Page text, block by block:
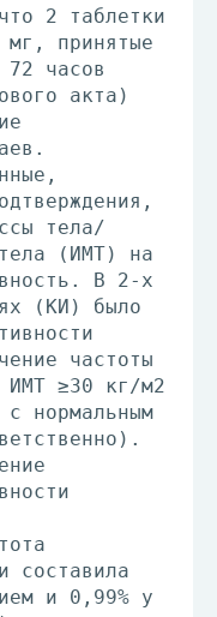
2 таблетки
мг, принятые
72 часов
акта)
тела/
(ИМТ) на
В 2-х
(КИ) было
частоты
ИМТ ≥30 кг/м2
нормальным
составила
и 0,99% у